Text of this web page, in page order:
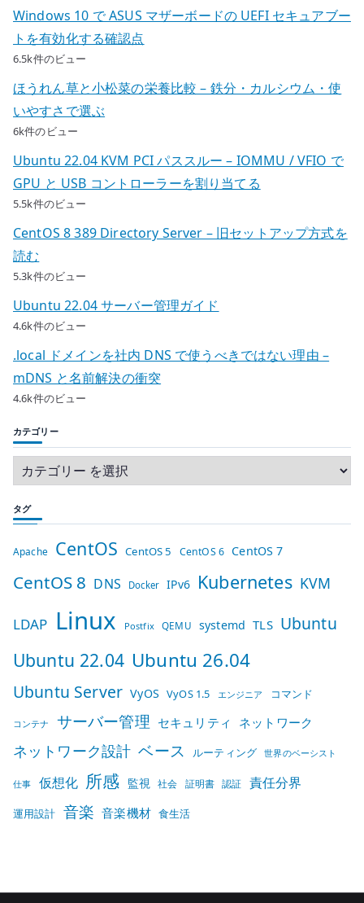
Windows 10 で ASUS マザーボードの UEFI セキュアブー
トを有効化する確認点
6.5k件のビュー
ほうれん草と小松菜の栄養比較 – 鉄分・カルシウム・使
いやすさで選ぶ
6k件のビュー
Ubuntu 22.04 KVM PCI パススルー – IOMMU / VFIO で
GPU と USB コントローラーを割り当てる
5.5k件のビュー
CentOS 8 389 Directory Server – 旧セットアップ方式を
読む
5.3k件のビュー
Ubuntu 22.04 サーバー管理ガイド
4.6k件のビュー
.local ドメインを社内 DNS で使うべきではない理由 –
mDNS と名前解決の衝突
4.6k件のビュー
カテゴリー
タグ
Apache CentOS CentOS 5 CentOS 6 CentOS 7
CentOS 8 DNS Docker IPv6 Kubernetes KVM
LDAP Linux Postfix QEMU systemd TLS Ubuntu
Ubuntu 22.04 Ubuntu 26.04
Ubuntu Server VyOS VyOS 1.5 エンジニア コマンド
コンテナ サーバー管理 セキュリティ ネットワーク
ネットワーク設計 ベース ルーティング 世界のベーシスト
仕事 仮想化 所感 監視 社会 証明書 認証 責任分界
運用設計 音楽 音楽機材 食生活